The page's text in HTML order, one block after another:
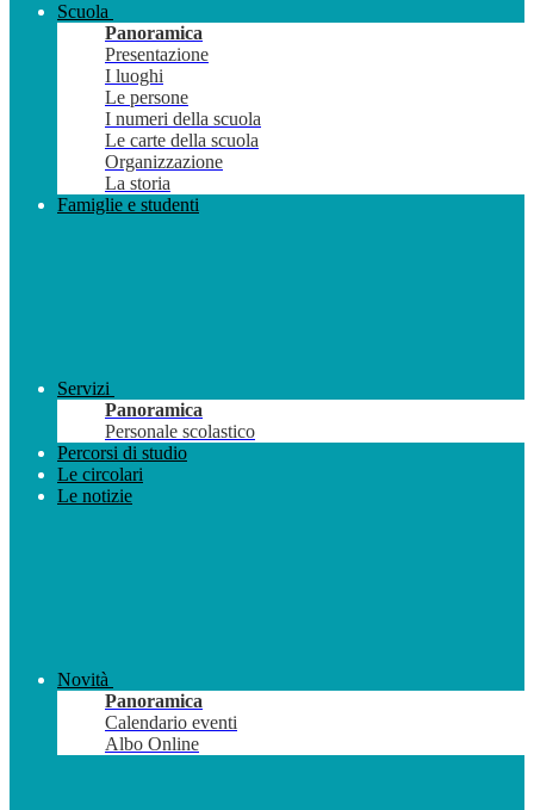
Scuola
Panoramica
Presentazione
I luoghi
Le persone
I numeri della scuola
Le carte della scuola
Organizzazione
La storia
Famiglie e studenti
Servizi
Panoramica
Personale scolastico
Percorsi di studio
Le circolari
Le notizie
Novità
Panoramica
Calendario eventi
Albo Online